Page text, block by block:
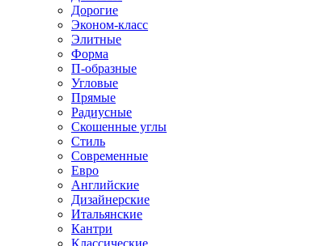
Дорогие
Эконом-класс
Элитные
Форма
П-образные
Угловые
Прямые
Радиусные
Скошенные углы
Стиль
Современные
Евро
Английские
Дизайнерские
Итальянские
Кантри
Классические